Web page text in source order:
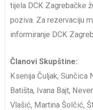
tijela DCK Zagrebačke
poziva. Za rezervaciju
informiranje DCK
Članovi Skupštine:
Ksenija Čuljak, Sunčica
Batišta, Ivana Bajt,
Vlašić, Martina Šolčić,